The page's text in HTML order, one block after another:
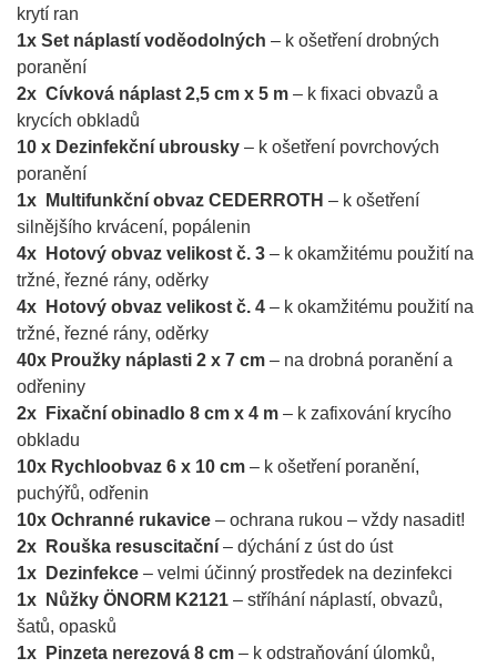
krytí ran
1x Set náplastí voděodolných – k ošetření drobných
poranění
2x Cívková náplast 2,5 cm x 5 m – k fixaci obvazů a
krycích obkladů
10 x Dezinfekční ubrousky – k ošetření povrchových
poranění
1x Multifunkční obvaz CEDERROTH – k ošetření
silnějšího krvácení, popálenin
4x Hotový obvaz velikost č. 3 – k okamžitému použití na
tržné, řezné rány, oděrky
4x Hotový obvaz velikost č. 4 – k okamžitému použití na
tržné, řezné rány, oděrky
40x Proužky náplasti 2 x 7 cm – na drobná poranění a
odřeniny
2x Fixační obinadlo 8 cm x 4 m – k zafixování krycího
obkladu
10x Rychloobvaz 6 x 10 cm – k ošetření poranění,
puchýřů, odřenin
10x Ochranné rukavice – ochrana rukou – vždy nasadit!
2x Rouška resuscitační – dýchání z úst do úst
1x Dezinfekce – velmi účinný prostředek na dezinfekci
1x Nůžky ÖNORM K2121 – stříhání náplastí, obvazů,
šatů, opasků
1x Pinzeta nerezová 8 cm – k odstraňování úlomků,